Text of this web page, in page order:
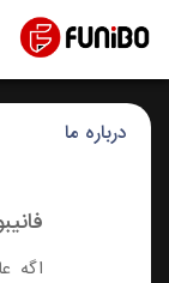
درباره ما
اگه